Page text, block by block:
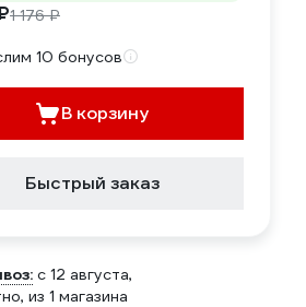
1 176 ₽
10 бонусов
В корзину
Быстрый заказ
c 12 августа,
, из 1 магазина